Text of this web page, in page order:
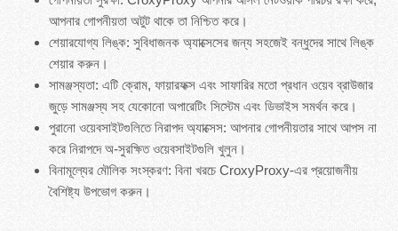
আপনার গোপনীয়তা অটুট থাকে তা নিশ্চিত করে।
শেয়ারযোগ্য লিঙ্ক: সুবিধাজনক অ্যাক্সেসের জন্য সহজেই বন্ধুদের সাথে লিঙ্ক
শেয়ার করুন।
সামঞ্জস্যতা: এটি ক্রোম, ফায়ারফক্স এবং সাফারির মতো প্রধান ওয়েব ব্রাউজার
জুড়ে সামঞ্জস্য সহ যেকোনো অপারেটিং সিস্টেম এবং ডিভাইস সমর্থন করে।
পুরানো ওয়েবসাইটগুলিতে নিরাপদ অ্যাক্সেস: আপনার গোপনীয়তার সাথে আপস না
করে নিরাপদে অ-সুরক্ষিত ওয়েবসাইটগুলি খুলুন।
বিনামূল্যের মৌলিক সংস্করণ: বিনা খরচে CroxyProxy-এর প্রয়োজনীয়
বৈশিষ্ট্য উপভোগ করুন।